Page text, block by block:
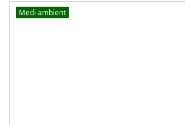
Medi ambient